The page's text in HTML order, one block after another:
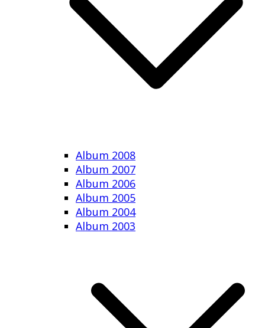
Album 2008
Album 2007
Album 2006
Album 2005
Album 2004
Album 2003